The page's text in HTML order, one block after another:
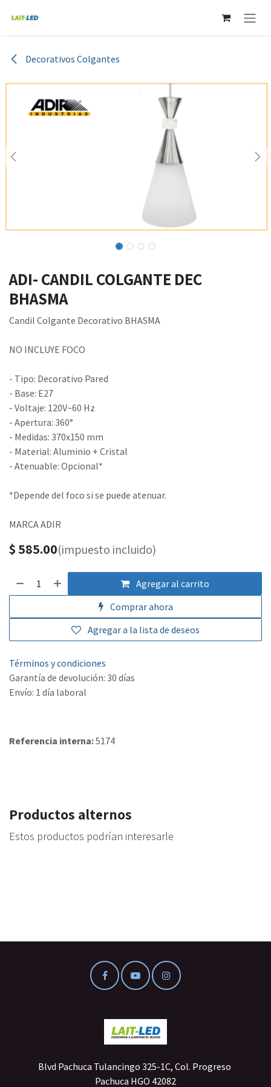
Decorativos Colgantes
ADI- CANDIL COLGANTE DEC
BHASMA
Candil Colgante Decorativo BHASMA
NO INCLUYE FOCO
- Tipo: Decorativo Pared
- Base: E27
- Voltaje: 120V~60 Hz
- Apertura: 360°
- Medidas: 370x150 mm
- Material: Aluminio + Cristal
- Atenuable: Opcional*
*Depende del foco si se puede atenuar.
MARCA ADIR
$ 585.00(impuesto incluido)
Agregar al carrito
Comprar ahora
Agregar a la lista de deseos
Términos y condiciones
Garantía de devolución: 30 días
Envío: 1 día laboral
Referencia interna:5174
Productos alternos
Estos productos podrían interesarle
Blvd Pachuca Tulancingo 325-1C, Col. Progreso
Pachuca HGO 42082